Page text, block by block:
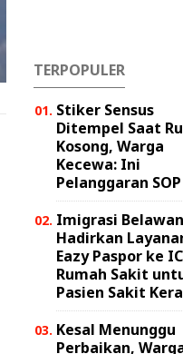
TERPOPULER
Stiker Sensus
Ditempel Saat
Kosong, Warga
Kecewa: Ini
Pelanggaran SOP
Imigrasi Belawan
Hadirkan
Eazy Paspor ke
Rumah Sakit
Pasien Sakit
Kesal Menunggu
Perbaikan,